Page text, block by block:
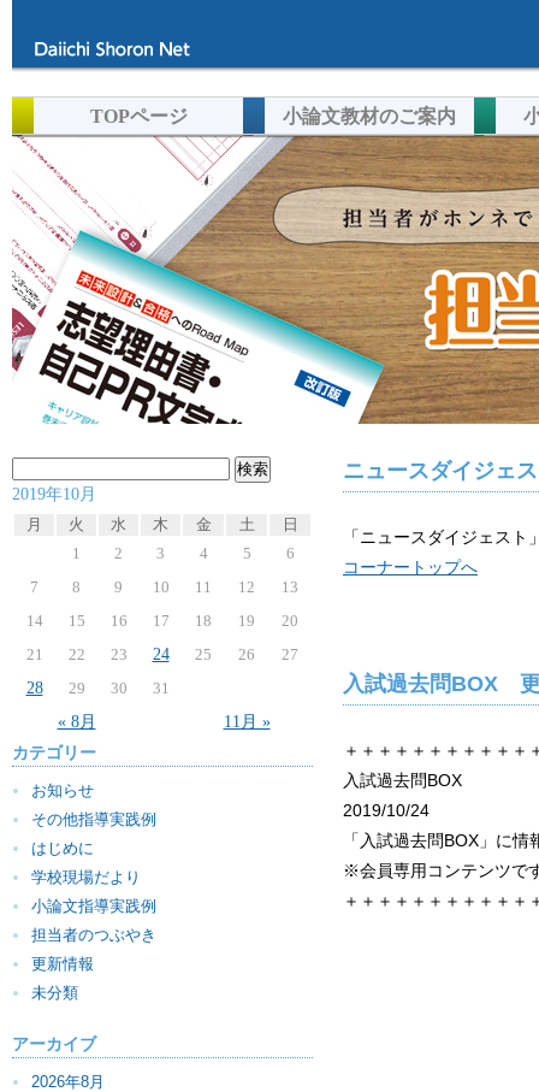
TOPページ 小論文教材のご案内
索:
2019年10月
月
火 水 木 金 土 日
« 8月 11月 »
1 2 3 4 5
6
7
8 9 10 11 12
13
14
15 16 17 18 19
20
21
22 23 24 25 26
27
28
29 30 31
カテゴリー
お知らせ
その他指導実践例
はじめに
学校現場だより
小論文指導実践例
担当者のつぶやき
更新情報
未分類
アーカイブ
2026年8月
ニュースダイジェ
「ニュースダイジェス
コーナートップへ
入試過去問BOX
＋＋＋＋＋＋＋＋＋＋＋
入試過去問BOX
2019/10/24
「入試過去問BOX」に
※会員専用コンテンツで
＋＋＋＋＋＋＋＋＋＋＋